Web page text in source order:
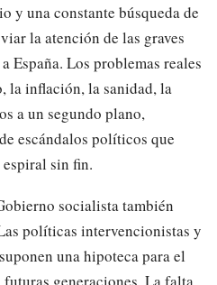
y una constante búsqueda de
la atención de las graves
España. Los problemas reales
la inflación, la sanidad, la
a un segundo plano,
escándalos políticos que
espiral sin fin.
socialista también
políticas intervencionistas y
una hipoteca para el